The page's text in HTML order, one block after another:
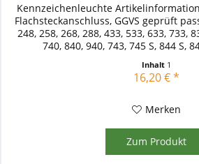
Kennzeichenleuchte
Flachsteckanschluss, GGVS geprüft
248, 258, 268, 288, 433, 533, 633, 733,
740, 840, 940, 743, 745 S, 844 S,
Inhalt 1
16,20 € *
Merken
Zum Produkt